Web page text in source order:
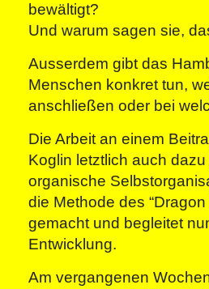
bewältigt?
Und warum sagen sie,
Ausserdem gibt das
Menschen konkret tun,
anschließen oder bei
Die Arbeit an einem
Koglin letztlich auch
organische
die Methode des
gemacht und begleitet
Entwicklung.
Am vergangenen